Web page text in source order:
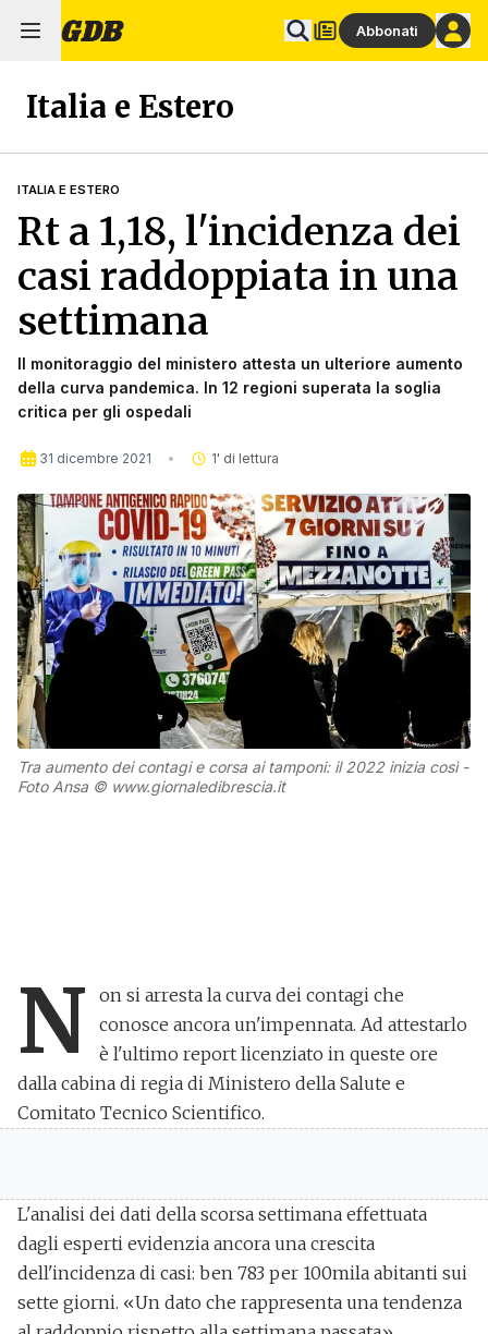
Abbonati
Italia e Estero
ITALIA E ESTERO
Rt a 1,18, l'incidenza dei
casi raddoppiata in una
settimana
Il monitoraggio del ministero attesta un ulteriore aumento
della curva pandemica. In 12 regioni superata la soglia
critica per gli ospedali
31 dicembre 2021 1' di lettura
Tra aumento dei contagi e corsa ai tamponi: il 2022 inizia così -
Foto Ansa © www.giornaledibrescia.it
N on si arresta la curva dei contagi che
conosce ancora un'impennata. Ad attestarlo
è l'ultimo report licenziato in queste ore
dalla cabina di regia di Ministero della Salute e
Comitato Tecnico Scientifico.
L'analisi dei dati della scorsa settimana effettuata
dagli esperti evidenzia ancora una crescita
dell'incidenza di casi: ben 783 per 100mila abitanti sui
sette giorni. «Un dato che rappresenta una tendenza